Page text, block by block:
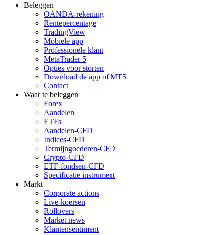
Beleggen
OANDA-rekening
Rentepercentage
TradingView
Mobiele app
Professionele klant
MetaTrader 5
Opties voor storten
Download de app of MT5
Contact
Waar te beleggen
Forex
Aandelen
ETFs
Aandelen-CFD
Indices-CFD
Termijngoederen-CFD
Crypto-CFD
ETF-fondsen-CFD
Specificatie instrument
Markt
Corporate actions
Live-koersen
Rollovers
Market news
Klantensentiment